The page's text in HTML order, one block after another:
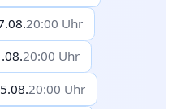
20:00 Uhr
20:00 Uhr
20:00 Uhr